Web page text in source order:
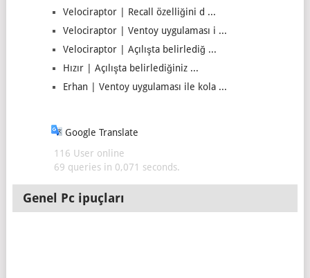
Velociraptor | Recall özelliğini d ...
Velociraptor | Ventoy uygulaması i ...
Velociraptor | Açılışta belirlediğ ...
Hızır | Açılışta belirlediğiniz ...
Erhan | Ventoy uygulaması ile kola ...
Google Translate
116 User online
69 queries in 0,071 seconds.
Genel Pc ipuçları